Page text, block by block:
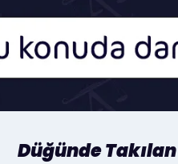
Düğünde